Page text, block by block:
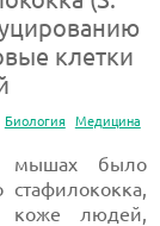
клетки
Биология Медицина
мышах было
коже людей,